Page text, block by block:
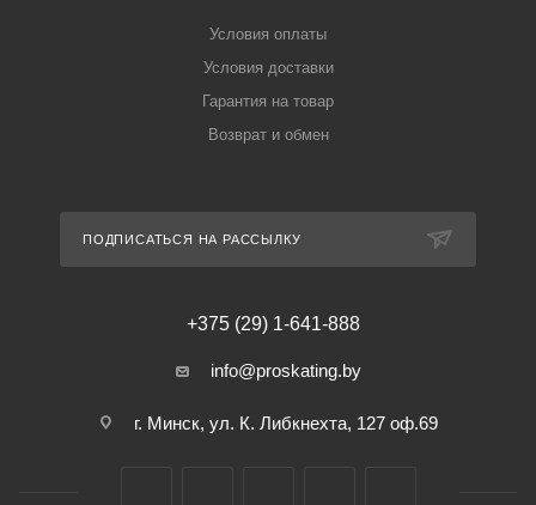
Условия оплаты
Условия доставки
Гарантия на товар
Возврат и обмен
ПОДПИСАТЬСЯ НА РАССЫЛКУ
+375 (29) 1-641-888
info@proskating.by
г. Минск, ул. К. Либкнехта, 127 оф.69